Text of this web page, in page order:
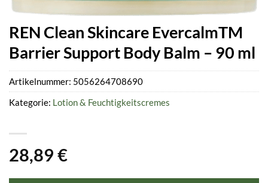
REN Clean Skincare EvercalmTM
Barrier Support Body Balm – 90 ml
28,89 €
Artikelnummer: 5056264708690
Kategorie: Lotion & Feuchtigkeitscremes